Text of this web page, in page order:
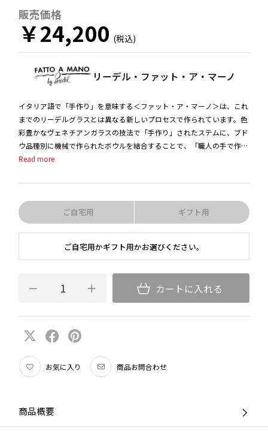
販売価格
￥24,200
リーデル・ファット・ア・マーノ
イタリア語で「手作り」を意味する＜ファット・ア・マーノ＞は、これ
までのリーデルグラスとは異なる新しいプロセスで作られています。色
彩豊かなヴェネチアンガラスの技法で「手作り」されたステムに、ブド
ウ品種別に機械で作られたボウルを結合することで、「職人の手で作ら
れたステムの感触、色彩豊かな美しさ、ワインの個性を引き出す完成度
イコストパフォーマンスシリーズです。
ステムのカラーはホワイト、イエロー、レッド、ダークブルー、グリー
ン、ブラック、ピンク、オパールバイオレット、オレンジ、ターコイ
計72種類の基本ラインナップ。自由な発想でテーブルコーディネート
ご自宅用 ギフト用
ご自宅用かギフト用かお選びください。
カートに入れる
お気に入り 商品お問合わせ
商品概要